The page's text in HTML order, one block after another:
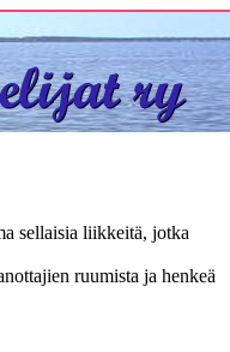
sellaisia liikkeitä, jotka
ruumista ja henkeä